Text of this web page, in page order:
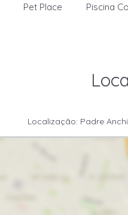
Pet Place Piscina
Localização: Padre